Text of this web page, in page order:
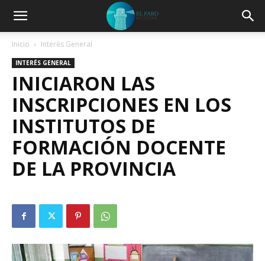
Inicio Interés General
INTERÉS GENERAL
INICIARON LAS
INSCRIPCIONES EN LOS
INSTITUTOS DE
FORMACIÓN DOCENTE
DE LA PROVINCIA